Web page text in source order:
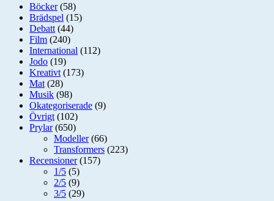
Böcker(58)
Brädspel (15)
Debatt (44)
Film (240)
International (112)
Jodo (19)
Kreativt (173)
Mat (28)
Musik (98)
Okategoriserade (9)
Övrigt (102)
Prylar(650)
Modeller(66)
Transformers (223)
Recensioner(157)
1/5 (5)
2/5 (9)
3/5 (29)